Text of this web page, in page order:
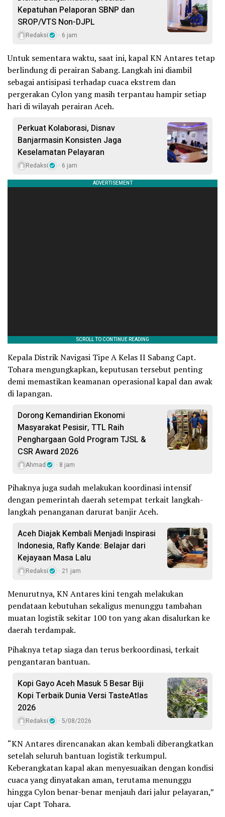
Kepatuhan Pelaporan SBNP dan
SROP/VTS Non-DJPL
Redaksi 6 jam
Untuk sementara waktu, saat ini, kapal KN Antares tetap
berlindung di perairan Sabang. Langkah ini diambil
sebagai antisipasi terhadap cuaca ekstrem dan
pergerakan Cylon yang masih terpantau hampir setiap
hari di wilayah perairan Aceh.
Perkuat Kolaborasi, Disnav
Banjarmasin Konsisten Jaga
Keselamatan Pelayaran
Redaksi 6 jam
Kepala Distrik Navigasi Tipe A Kelas II Sabang Capt.
Tohara mengungkapkan, keputusan tersebut penting
demi memastikan keamanan operasional kapal dan awak
di lapangan.
Dorong Kemandirian Ekonomi
Masyarakat Pesisir, TTL Raih
Penghargaan Gold Program TJSL &
CSR Award 2026
Ahmad 8 jam
Pihaknya juga sudah melakukan koordinasi intensif
dengan pemerintah daerah setempat terkait langkah-
langkah penanganan darurat banjir Aceh.
Aceh Diajak Kembali Menjadi Inspirasi
Indonesia, Rafly Kande: Belajar dari
Kejayaan Masa Lalu
Redaksi 21 jam
Menurutnya, KN Antares kini tengah melakukan
pendataan kebutuhan sekaligus menunggu tambahan
muatan logistik sekitar 100 ton yang akan disalurkan ke
daerah terdampak.
Pihaknya tetap siaga dan terus berkoordinasi, terkait
pengantaran bantuan.
Kopi Gayo Aceh Masuk 5 Besar Biji
Kopi Terbaik Dunia Versi TasteAtlas
2026
Redaksi 5/08/2026
“KN Antares direncanakan akan kembali diberangkatkan
setelah seluruh bantuan logistik terkumpul.
Keberangkatan kapal akan menyesuaikan dengan kondisi
cuaca yang dinyatakan aman, terutama menunggu
hingga Cylon benar-benar menjauh dari jalur pelayaran,”
ujar Capt Tohara.